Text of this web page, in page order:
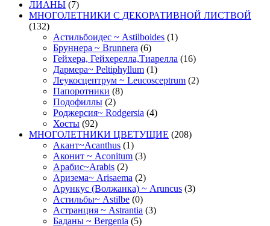
ЛИАНЫ (7)
МНОГОЛЕТНИКИ С ДЕКОРАТИВНОЙ ЛИСТВОЙ
(132)
Астильбоидес ~ Astilboides (1)
Бруннера ~ Brunnera (6)
Гейхера, Гейхерелла,Тиарелла (16)
Дармера~ Peltiphyllum (1)
Леукосцептрум ~ Leucosceptrum (2)
Папоротники (8)
Подофиллы (2)
Роджерсия~ Rodgersia (4)
Хосты (92)
МНОГОЛЕТНИКИ ЦВЕТУЩИЕ (208)
Акант~Acanthus (1)
Аконит ~ Aconitum (3)
Арабис~Arabis (2)
Аризема~ Arisaema (2)
Арункус (Волжанка) ~ Aruncus (3)
Астильбы~ Astilbe (0)
Астранция ~ Astrantia (3)
Баданы ~ Bergenia (5)